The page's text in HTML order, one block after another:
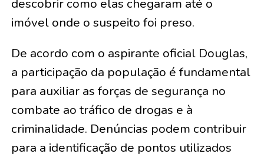
descobrir como elas chegaram até o
imóvel onde o suspeito foi preso.
De acordo com o aspirante oficial Douglas,
a participação da população é fundamental
para auxiliar as forças de segurança no
combate ao tráfico de drogas e à
criminalidade. Denúncias podem contribuir
para a identificação de pontos utilizados